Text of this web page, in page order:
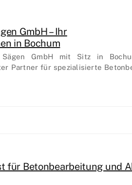
GmbH – Ihr
in Bochum
Sägen GmbH mit Sitz in
Partner für spezialisierte
für Betonbearbeitung und